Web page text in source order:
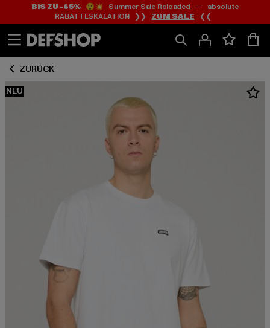
Zum
Inhalt
springen
Zum
Fußzeile
springen
BIS ZU -65%😲💥 Summer Sale Reloaded — absolute
RABATTESKALATION ❯❯ ZUM SALE ❮❮
ZURÜCK
NEU